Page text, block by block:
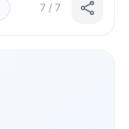
7 / 7